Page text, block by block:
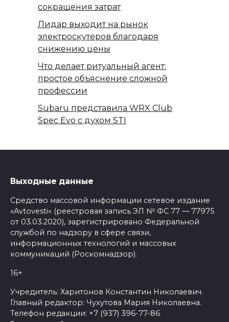
сокращения затрат
Лидар выходит на рынок
электроскутеров благодаря
снижению цены
Что делает ритуальный агент:
простое объяснение сложной
профессии
Subaru представила WRX Club
Spec Evo с духом STI
Выходные данные
Средство массовой информации сетевое издание
«Avtovesti» (реестровая запись ЭЛ № ФС 77 — 77975
от 03.03.2020), зарегистрировано Федеральной
службой по надзору в сфере связи,
информационных технологий и массовых
коммуникаций (Роскомнадзор).
16+
Учредитель: Харитонов Константин Николаевич.
Главный редактор: Чухутова Мария Николаевна.
Телефон редакции: +7 (937) 396-77-86